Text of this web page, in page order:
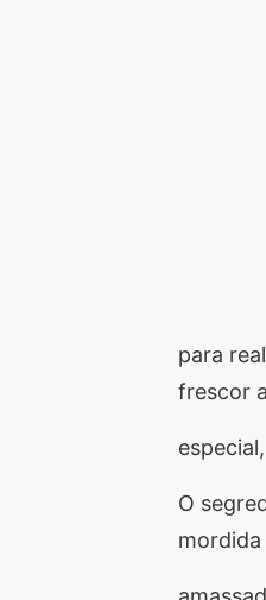
para
frescor
O
mordida